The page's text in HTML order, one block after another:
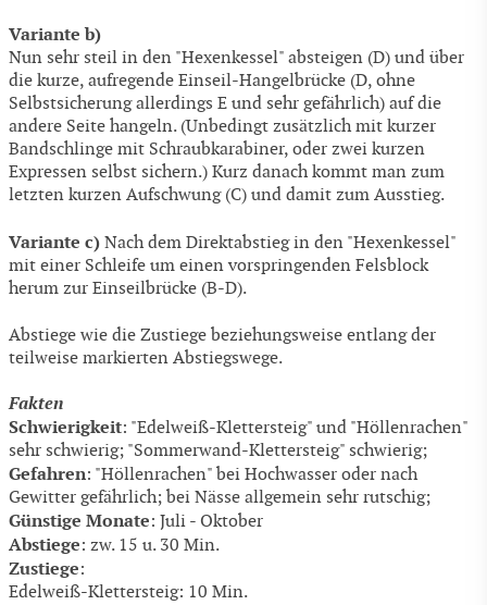
Variante b)
Nun sehr steil in den "Hexenkessel" absteigen (D) und über
die kurze, aufregende Einseil-Hangelbrücke (D, ohne
Selbstsicherung allerdings E und sehr gefährlich) auf die
andere Seite hangeln. (Unbedingt zusätzlich mit kurzer
Bandschlinge mit Schraubkarabiner, oder zwei kurzen
Expressen selbst sichern.) Kurz danach kommt man zum
letzten kurzen Aufschwung (C) und damit zum Ausstieg.
Variante c) Nach dem Direktabstieg in den "Hexenkessel"
mit einer Schleife um einen vorspringenden Felsblock
herum zur Einseilbrücke (B-D).
Abstiege wie die Zustiege beziehungsweise entlang der
teilweise markierten Abstiegswege.
Fakten
Schwierigkeit: "Edelweiß-Klettersteig" und "Höllenrachen"
sehr schwierig; "Sommerwand-Klettersteig" schwierig;
Gefahren: "Höllenrachen" bei Hochwasser oder nach
Gewitter gefährlich; bei Nässe allgemein sehr rutschig;
Günstige Monate: Juli - Oktober
Abstiege: zw. 15 u. 30 Min.
Zustiege:
Edelweiß-Klettersteig: 10 Min.